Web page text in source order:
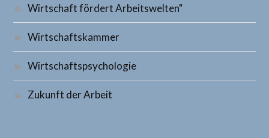
Wirtschaft fördert Arbeitswelten"
Wirtschaftskammer
Wirtschaftspsychologie
Zukunft der Arbeit